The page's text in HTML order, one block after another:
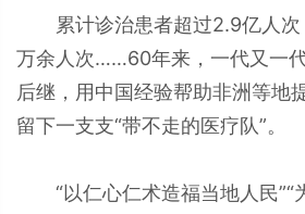
累计诊治患者超过2.9亿人次
万余人次……60年来，一代又一
后继，用中国经验帮助非洲等地
留下一支支“带不走的医疗队”。
“以仁心仁术造福当地人民”“